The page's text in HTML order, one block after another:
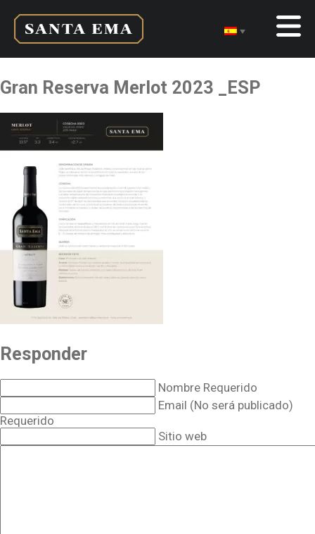
Gran Reserva Merlot 2023 _ESP
Responder
Nombre Requerido
Email (No será publicado)
Requerido
Sitio web